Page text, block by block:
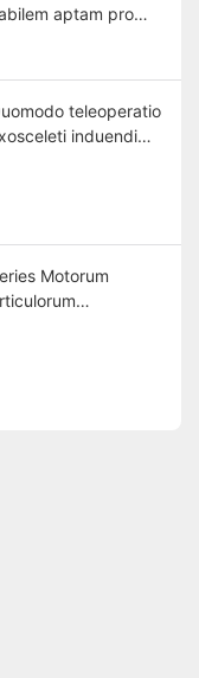
aptam pro
teleoperatio
induendi
Motorum